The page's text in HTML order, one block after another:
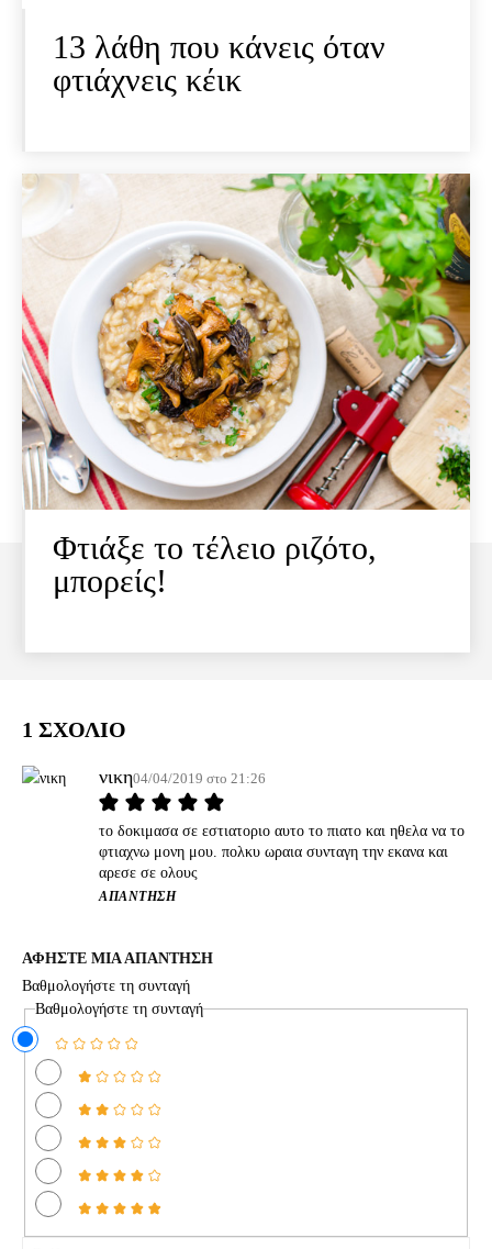
13 λάθη που κάνεις όταν
φτιάχνεις κέικ
Φτιάξε το τέλειο ριζότο,
μπορείς!
1 ΣΧΟΛΙΟ
νικη04/04/2019 στο 21:26
το δοκιμασα σε εστιατοριο αυτο το πιατο και ηθελα να το
φτιαχνω μονη μου. πολκυ ωραια συνταγη την εκανα και
αρεσε σε ολους
ΑΠΆΝΤΗΣΗ
ΑΦΗΣΤΕ ΜΙΑ ΑΠΑΝΤΗΣΗ
Βαθμολογήστε τη συνταγή
Βαθμολογήστε τη συνταγή